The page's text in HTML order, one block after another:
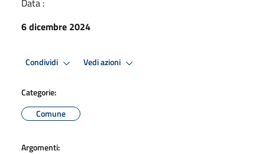
6 dicembre 2024
Condividi Vedi azioni
Categorie:
Comune
Argomenti: